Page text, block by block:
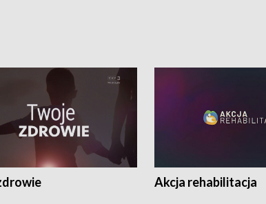
Akcja rehabilitacja